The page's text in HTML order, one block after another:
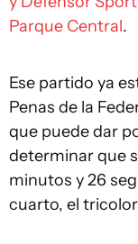
Parque Central.
Ese partido ya
Penas de la
que puede dar
determinar que
minutos y 26
cuarto, el